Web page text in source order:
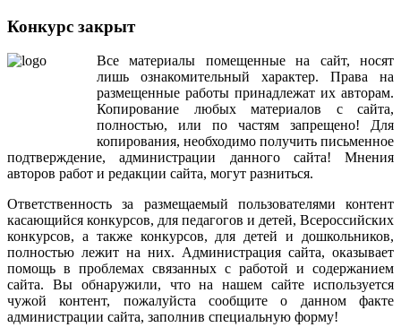
Конкурс закрыт
Все материалы помещенные на сайт,носят
лишь
ознакомительный характер. Права
на
размещенные работы принадлежат их авторам.
Копирование
любых материалов с сайта,
полностью, или по частям запрещено! Для
копирования, необходимо получить письменное
подтверждение,администрации данного сайта! Мнения
авторов работ и редакции сайта, могут разниться.
Ответственность
за размещаемый пользователями
контент
касающийся конкурсов, для педагогов и детей, Всероссийских
конкурсов, а также конкурсов,для детей и дошкольников,
полностью лежит на них. Администрация сайта, оказывает
помощь в проблемах связанных с работой и содержанием
сайта. Вы обнаружили, что на нашем сайте используется
чужой
контент, пожалуйста сообщите о данном
факте
администрации сайта, заполнив специальную форму!